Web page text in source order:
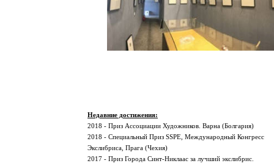
Недавние достижения:
2018 - Приз Ассоциации Художников. Варна (Болгария)
2018 - Специальный Приз SSPE, Международный
Экслибриса, Прага (Чехия)
2017 - Приз Города Синт-Никлаас за лучший экслибрис.